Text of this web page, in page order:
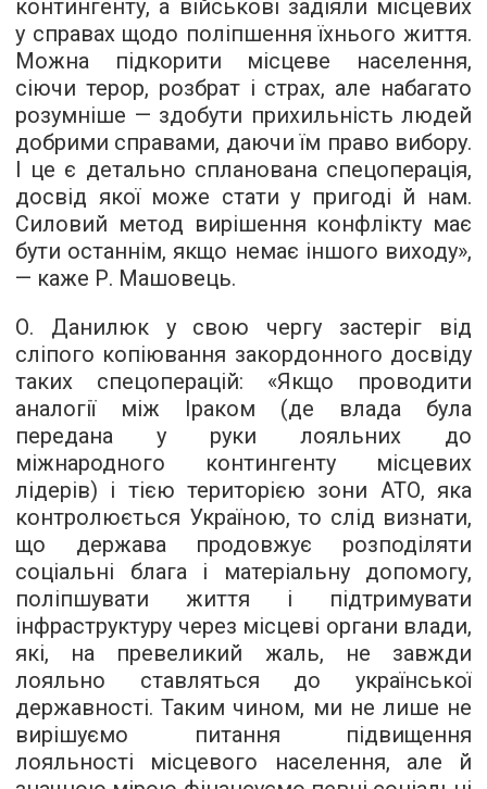
контингенту, а військові задіяли місцевих
у справах щодо поліпшення їхнього життя.
Можна підкорити місцеве населення,
сіючи терор, розбрат і страх, але набагато
розумніше — здобути прихильність людей
добрими справами, даючи їм право вибору.
І це є детально спланована спецоперація,
досвід якої може стати у пригоді й нам.
Силовий метод вирішення конфлікту має
бути останнім, якщо немає іншого виходу»,
— каже Р. Машовець.
О. Данилюк у свою чергу застеріг від
сліпого копіювання закордонного досвіду
таких спецоперацій: «Якщо проводити
аналогії між Іраком (де влада була
передана у руки лояльних до
міжнародного контингенту місцевих
лідерів) і тією територією зони АТО, яка
контролюється Україною, то слід визнати,
що держава продовжує розподіляти
соціальні блага і матеріальну допомогу,
поліпшувати життя і підтримувати
інфраструктуру через місцеві органи влади,
які, на превеликий жаль, не завжди
лояльно ставляться до української
державності. Таким чином, ми не лише не
вирішуємо питання підвищення
лояльності місцевого населення, але й